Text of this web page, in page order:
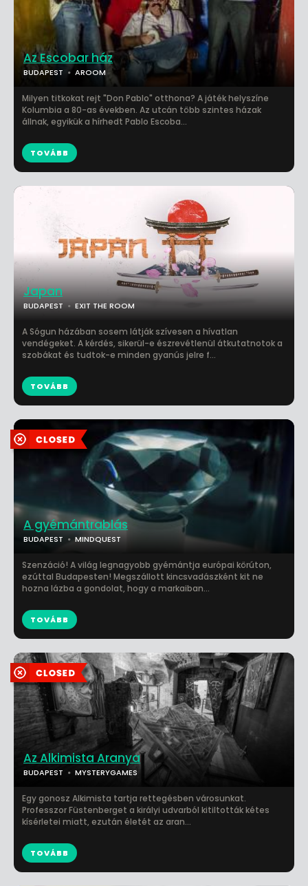
Japan
BUDAPEST EXIT THE ROOM
A Sógun házában sosem látják szívesen a hívatlan
vendégeket. A kérdés, sikerül-e észrevétlenül átkutatnotok a
szobákat és tudtok-e minden gyanús jelre f...
TOVÁBB
Az Escobar ház
BUDAPEST AROOM
Milyen titkokat rejt "Don Pablo" otthona? A játék helyszíne
Kolumbia a 80-as években. Az utcán több szintes házak
állnak, egyikük a hírhedt Pablo Escoba...
TOVÁBB
A gyémántrablás
BUDAPEST MINDQUEST
Szenzáció! A világ legnagyobb gyémántja európai körúton,
ezúttal Budapesten! Megszállott kincsvadászként kit ne
hozna lázba a gondolat, hogy a markaiban...
TOVÁBB
Az Alkimista Aranya
BUDAPEST MYSTERYGAMES
Egy gonosz Alkimista tartja rettegésben városunkat.
Professzor Füstenberget a királyi udvarból kitiltották kétes
kísérletei miatt, ezután életét az aran...
TOVÁBB